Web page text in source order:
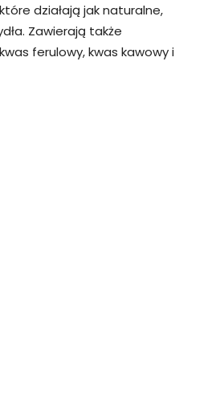
działają jak naturalne,
Zawierają także
ferulowy, kwas kawowy i